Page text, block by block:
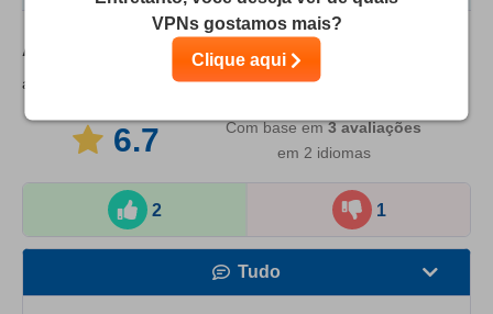
Análise dos usuário da VPN in Touch
avaliações dos usuários não são verificadas)
6.7 Com base em3avaliações
em 2 idiomas
2 1
Tudo
VPNs gostamos mais?
Clique aqui